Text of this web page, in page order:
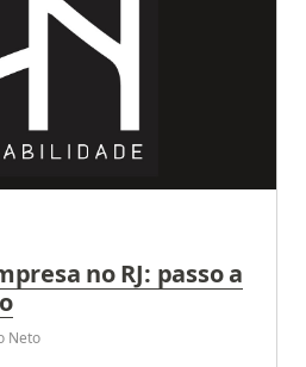
no RJ: passo a
Neto